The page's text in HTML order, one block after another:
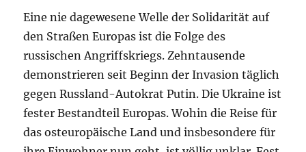
Eine nie dagewesene Welle der Solidarität auf
den Straßen Europas ist die Folge des
russischen Angriffskriegs. Zehntausende
demonstrieren seit Beginn der Invasion täglich
gegen Russland-Autokrat Putin. Die Ukraine ist
fester Bestandteil Europas. Wohin die Reise für
das osteuropäische Land und insbesondere für